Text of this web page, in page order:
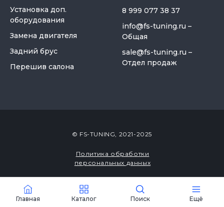
Главная Каталог Поиск Ещё
Установка доп.
оборудования
Замена двигателя
Задний брус
Перешив салона
8 999 077 38 37
info@fs-tuning.ru –
Общая
sale@fs-tuning.ru –
Отдел продаж
© FS-TUNING, 2021-2025
Политика обработки
персональных данных